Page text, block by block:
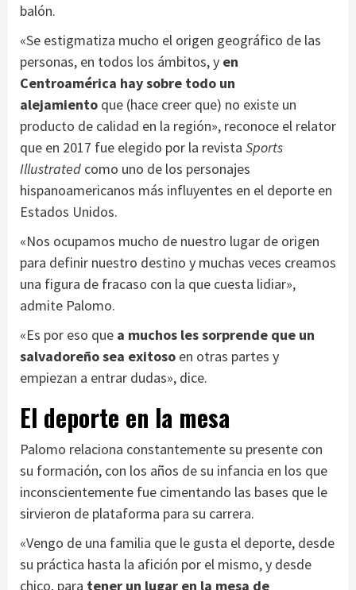
balón.
«Se estigmatiza mucho el origen geográfico de las
personas, en todos los ámbitos, y en
Centroamérica haysobre todo un
alejamiento que (hace creer que) no existe un
producto de calidad en la región», reconoce el relator
que en 2017 fue elegido por la revista Sports
Illustrated como uno de los personajes
hispanoamericanos más influyentes en el deporte en
Estados Unidos.
«Nos ocupamos mucho de nuestro lugar de origen
para definir nuestro destino y muchas veces creamos
una figura de fracaso con la que cuesta lidiar»,
admite Palomo.
«Es por eso que a muchos les sorprende que un
salvadoreño sea exitoso en otras partes y
empiezan a entrar dudas», dice.
El deporte en la mesa
Palomo relaciona constantemente su presente con
su formación, con los años de su infancia en los que
inconscientemente fue cimentando las bases que le
sirvieron de plataforma para su carrera.
«Vengo de una familia que le gusta el deporte, desde
su práctica hasta la afición por el mismo, y desde
chico, para tener un lugar en la mesa de